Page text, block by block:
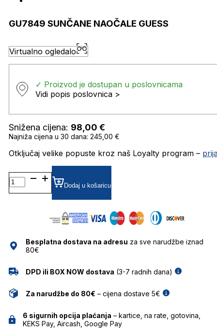
GU7849 SUNČANE NAOČALE GUESS
Virtualno ogledalo
✓ Proizvod je dostupan u poslovnicama
Vidi popis poslovnica >
Snižena cijena: 98,00 €
Najniža cijena u 30 dana: 245,00 €
Otključaj velike popuste kroz naš Loyalty program –
GU7849 SUNČANE
NAOČALE
GUESS
Dodaj u košaricu
Besplatna dostava na adresu za sve narudžbe iznad
80€
DPD ili BOX NOW dostava (3-7 radnih dana)
Za narudžbe do 80€ – cijena dostave 5€
6 sigurnih opcija plaćanja – kartice, na rate, gotovina,
KEKS Pay, Aircash, Google Pay